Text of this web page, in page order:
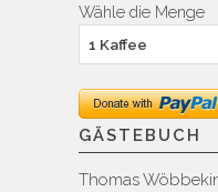
Wähle die Menge
GÄSTEBUCH
Thomas